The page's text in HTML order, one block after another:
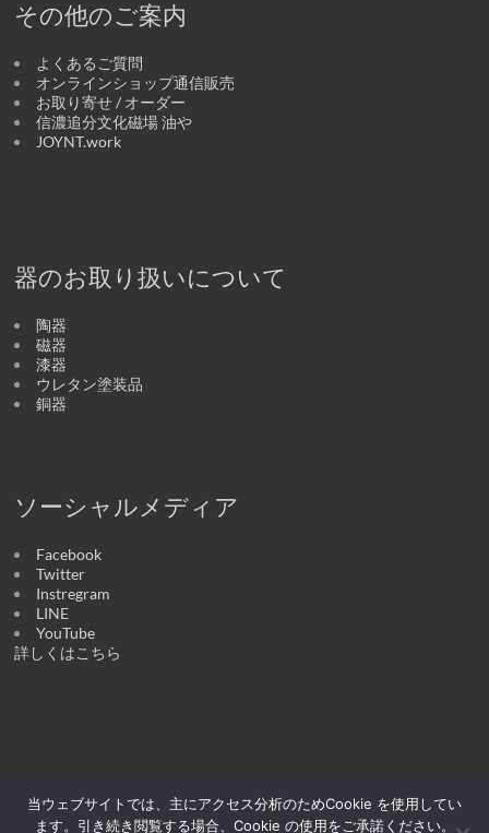
その他のご案内
よくあるご質問
オンラインショップ通信販売
お取り寄せ / オーダー
信濃追分文化磁場 油や
JOYNT.work
器のお取り扱いについて
陶器
磁器
漆器
ウレタン塗装品
銅器
ソーシャルメディア
Facebook
Twitter
Instregram
LINE
YouTube
詳しくはこちら
Copyright © 2026醉器 | うつわの店. All rights reserved. テーマ:Spaciousby
ThemeGrill. Powered by: WordPress.
当ウェブサイトでは、主にアクセス分析のためCookie を使用してい
ます。引き続き閲覧する場合、Cookie の使用をご承諾ください。